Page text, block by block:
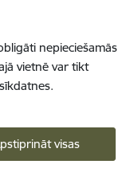
nepieciešamās
vietnē var tikt
visas